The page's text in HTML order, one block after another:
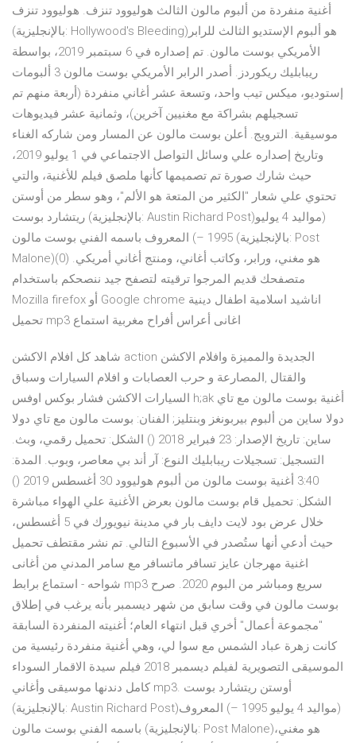
أغنية منفردة من ألبوم مالون الثالث هوليوود تنزف. هوليوود تنزف
(بالإنجليزية: Hollywood's Bleeding)‏ هو ألبوم الإستديو الثالث للرابر
الأمريكي بوست مالون. تم إصداره في 6 سبتمبر 2019، بواسطة
ريبابليك ريكوردز. أصدر الرابر الأمريكي بوست مالون 3 ألبومات
إستوديو، ميكس تيب واحد، وتسعة عشر أغاني منفردة (أربعة منهم تم
تسجيلهم بشراكة مع مغنيين آخرين)، وثمانية عشر فيديوهات
موسيقية. الترويج. أعلن بوست مالون عن المسار ومن شاركه الغناء
وتاريخ إصداره علي وسائل التواصل الاجتماعي في 1 يوليو 2019،
حيث شارك صورة تم تصميمها كأنها ملصق فيلم للأغنية، والتي
تحتوي علي شعار "الكثير من المتعة هو الألم"، وهو سطر من أوستن
ريتشارد بوست (بالإنجليزية: Austin Richard Post)‏ (مواليد 4 يوليو
1995 –) المعروف باسمه الفني بوست مالون (بالإنجليزية: Post
Malone)‏ هو مغني، ورابر، وكاتب أغاني، ومنتج أغاني أمريكي. (0)
متصفحك قديم المرجوا ترقيته لتصفح جيد ننصحكم باستخدام
Mozilla firefox أو Google chrome اناشيد اسلامية اطفال دينية
تحميل mp3 اغانى أعراس أفراح مغربية استماع
شاهد كل افلام الاكشن action الجديدة والمميزة وافلام الاكشن
والقتال ,المصارعة و حرب العصابات و افلام السيارات وسباق
السيارات الاكشن فشار بوكس اوفس h;ak أغنية بوست مالون مع تاي
دولا ساين من ألبوم بيربونغز وبنتليز; الفنان: بوست مالون مع تاي دولا
ساين: تاريخ الإصدار: 23 فبراير 2018 () الشكل: تحميل رقمي، وبث.
التسجيل: تسجيلات ريبابليك النوع: آر أند بي معاصر، وبوب. المدة:
3:40 أغنية بوست مالون من ألبوم هوليوود 30 أغسطس 2019 ()
الشكل: تحميل قام بوست مالون بعرض الأغنية علي الهواء مباشرة
خلال عرض بود لايت دايف بار في مدينة نيويورك في 5 أغسطس،
حيث أدعي أنها ستُصدر في الأسبوع التالي. تم نشر مقتطف تحميل
اغنية مهرجان عايز تسافر ماتسافر مع سامر المدني من أغانى
شواحه - استماع برابط mp3 سريع ومباشر من البوم 2020. صرح
بوست مالون في وقت سابق من شهر ديسمبر بأنه يرغب في إطلاق
"مجموعة أعمال" أخري قبل انتهاء العام؛ أغنيته المنفردة السابقة
كانت زهرة عباد الشمس مع سوا لي، وهي أغنية منفردة رئيسية من
الموسيقى التصويرية لفيلم ديسمبر 2018 فيلم سيدة الاقمار السوداء
كامل دندنها موسيقى وأغاني mp3. أوستن ريتشارد بوست
(بالإنجليزية: Austin Richard Post)‏ (مواليد 4 يوليو 1995 –) المعروف
باسمه الفني بوست مالون (بالإنجليزية: Post Malone)‏ هو مغني،